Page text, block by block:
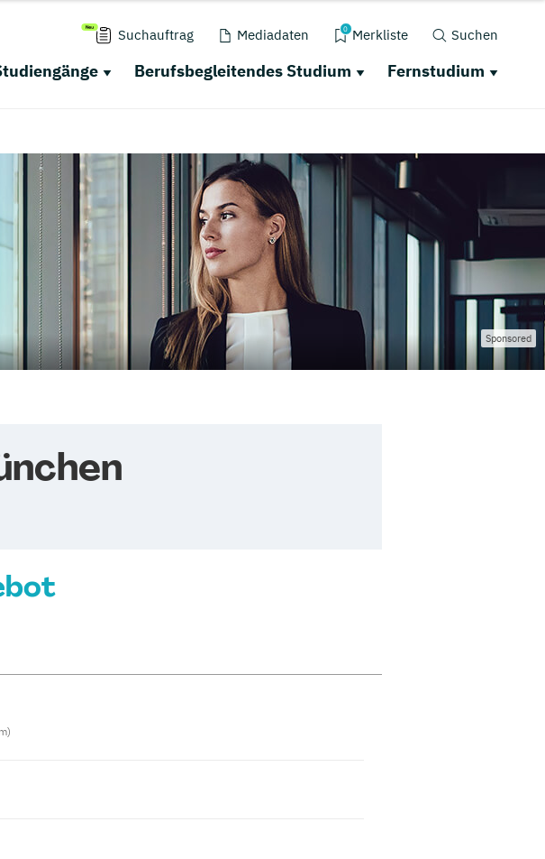
Suchauftrag Mediadaten 0 Merkliste Suchen
Berufsbegleitendes Studium Fernstudium
Sponsored